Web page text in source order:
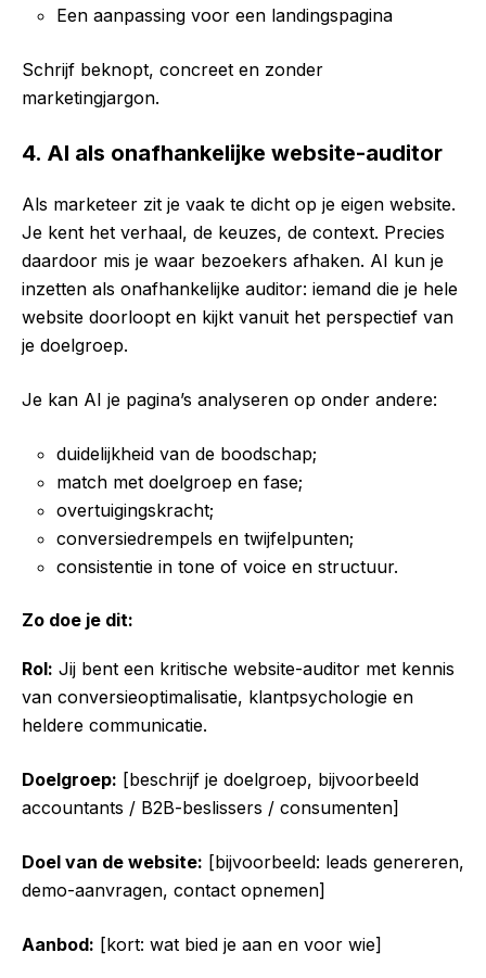
Een aanpassing voor een landingspagina
Schrijf beknopt, concreet en zonder
marketingjargon.
4. AI als onafhankelijke website-auditor
Als marketeer zit je vaak te dicht op je eigen website.
Je kent het verhaal, de keuzes, de context. Precies
daardoor mis je waar bezoekers afhaken. AI kun je
inzetten als onafhankelijke auditor: iemand die je hele
website doorloopt en kijkt vanuit het perspectief van
je doelgroep.
Je kan AI je pagina’s analyseren op onder andere:
duidelijkheid van de boodschap;
match met doelgroep en fase;
overtuigingskracht;
conversiedrempels en twijfelpunten;
consistentie in tone of voice en structuur.
Zo doe je dit:
Rol: Jij bent een kritische website-auditor met kennis
van conversieoptimalisatie, klantpsychologie en
heldere communicatie.
Doelgroep: [beschrijf je doelgroep, bijvoorbeeld
accountants / B2B-beslissers / consumenten]
Doel van de website: [bijvoorbeeld: leads genereren,
demo-aanvragen, contact opnemen]
Aanbod: [kort: wat bied je aan en voor wie]